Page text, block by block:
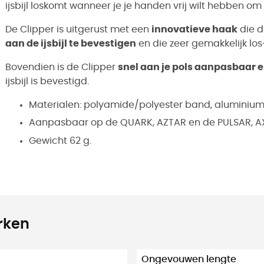
ijsbijl loskomt wanneer je je handen vrij wilt hebben
De Clipper is uitgerust met een innovatieve haak die
aan de ijsbijl te bevestigen en die zeer gemakkelijk
Bovendien is de Clipper snel aan je pols aanpasbaar
ijsbijl is bevestigd.
Materialen: polyamide/polyester band,
Aanpasbaar op de QUARK, AZTAR en de PULSAR,
Gewicht 62 g.
Ongevouwen lengte